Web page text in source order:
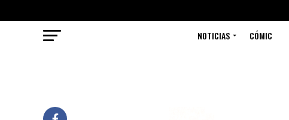
NOTICIAS CÓMIC